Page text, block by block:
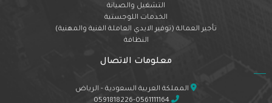
التشغيل والصيانة
الخدمات اللوجستية
تأجير العمالة (توفير الايدي العاملة الفنية والمهنية)
النظافة
معلومات الاتصال
المملكة العربية السعودية - الرياض
0591818226-0561111164